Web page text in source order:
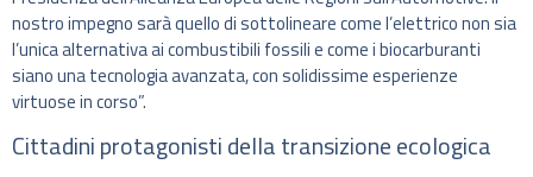
nostro impegno sarà quello di sottolineare come l’elettrico non sia
l’unica alternativa ai combustibili fossili e come i biocarburanti
siano una tecnologia avanzata, con solidissime esperienze
virtuose in corso”.
Cittadini protagonisti della transizione ecologica